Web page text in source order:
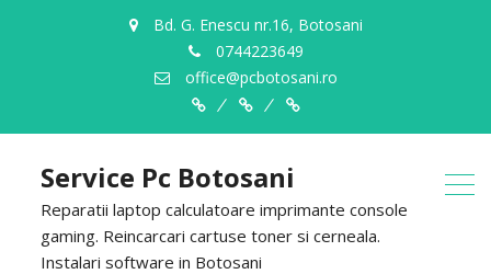
Bd. G. Enescu nr.16, Botosani
0744223649
office@pcbotosani.ro
Despre
Noi
ServiciiContact
Service Pc Botosani
Reparatii laptop calculatoare imprimante console
gaming. Reincarcari cartuse toner si cerneala.
Instalari software in Botosani